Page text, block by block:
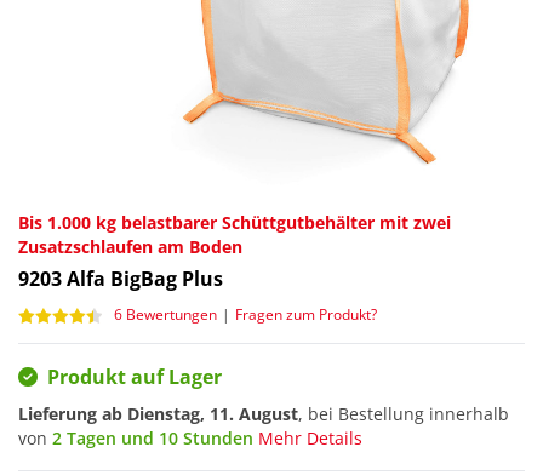
Bis 1.000 kg belastbarer Schüttgutbehälter mit zwei
Zusatzschlaufen am Boden
9203Alfa BigBag Plus
6 Bewertungen | Fragen zum Produkt?
Produkt auf Lager
Lieferung ab Dienstag, 11. August, bei Bestellung innerhalb
von 2 Tagen und 10 Stunden Mehr Details